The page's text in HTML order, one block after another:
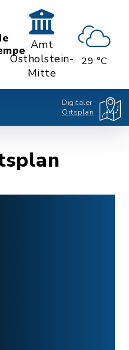
Amt
Ostholstein-
Mitte
29 °C
Digitaler
Ortsplan